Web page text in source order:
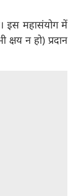
इस महासंयोग में
न हो) प्रदान